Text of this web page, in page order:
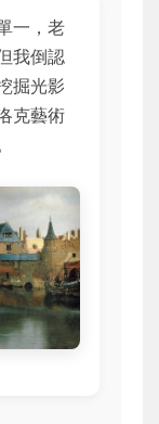
一，老
我倒認
掘光影
克藝術